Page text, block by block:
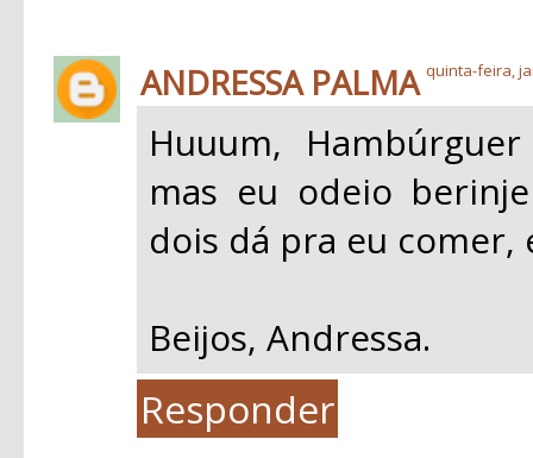
ANDRESSA PALMA quinta-feira,
Huuum,
mas eu odeio
dois dá pra eu comer,
Beijos, Andressa.
Responder